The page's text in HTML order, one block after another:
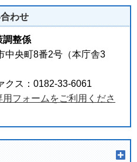
わせ
調整係
央町8番2号（本庁舎3
ス：0182-33-6061
フォームをご利用くださ